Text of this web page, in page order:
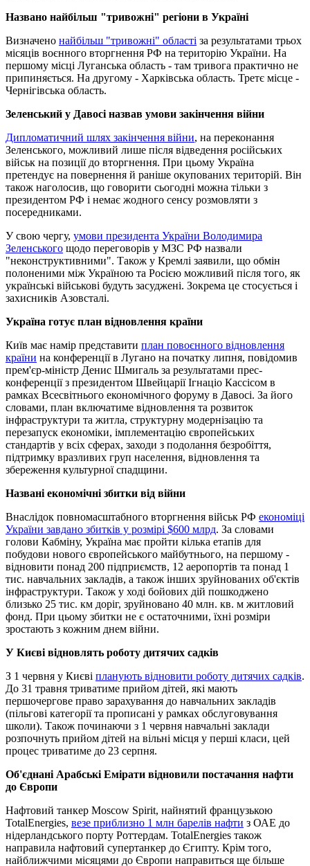
Названо найбільш "тривожні" регіони в Україні
Визначено найбільш "тривожні" області за результатами трьох
місяців воєнного вторгнення РФ на територію України. На
першому місці Луганська область - там тривога практично не
припиняється. На другому - Харківська область. Третє місце -
Чернігівська область.
Зеленський у Давосі назвав умови закінчення війни
Дипломатичний шлях закінчення війни, на переконання
Зеленського, можливий лише після відведення російських
військ на позиції до вторгнення. При цьому Україна
претендує на повернення й раніше окупованих територій. Він
також наголосив, що говорити сьогодні можна тільки з
президентом РФ і немає жодного сенсу розмовляти з
посередниками.
У свою чергу, умови президента України Володимира
Зеленського щодо переговорів у МЗС РФ назвали
"неконструктивними". Також у Кремлі заявили, що обмін
полоненими між Україною та Росією можливий після того, як
українські військові будуть засуджені. Зокрема це стосується і
захисників Азовсталі.
Україна готує план відновлення країни
Київ має намір представити план повоєнного відновлення
країни на конференції в Лугано на початку липня, повідомив
прем'єр-міністр Денис Шмигаль за результатами прес-
конференції з президентом Швейцарії Ігнаціо Кассісом в
рамках Всесвітнього економічного форуму в Давосі. За його
словами, план включатиме відновлення та розвиток
інфраструктури та житла, структурну модернізацію та
перезапуск економіки, імплементацію європейських
стандартів у всіх сферах, заходи з подолання безробіття,
підтримку вразливих груп населення, відновлення та
збереження культурної спадщини.
Названі економічні збитки від війни
Внаслідок повномасштабного вторгнення військ РФ економіці
України завдано збитків у розмірі $600 млрд. За словами
голови Кабміну, Україна має пройти кілька етапів для
побудови нового європейського майбутнього, на першому -
відновити понад 200 підприємств, 12 аеропортів та понад 1
тис. навчальних закладів, а також інших зруйнованих об'єктів
інфраструктури. Також у ході бойових дій пошкоджено
близько 25 тис. км доріг, зруйновано 40 млн. кв. м житловий
фонд. При цьому збитки не є остаточними, їхні розміри
зростають з кожним днем ​​війни.
У Києві відновлять роботу дитячих садків
З 1 червня у Києві планують відновити роботу дитячих садків.
До 31 травня триватиме прийом дітей, які мають
першочергове право зарахування до навчальних закладів
(пільгові категорії та прописані у рамках обслуговування
школи). Також починаючи з 1 червня навчальні заклади
розпочнуть прийом дітей на вільні місця у перші класи, цей
процес триватиме до 23 серпня.
Об'єднані Арабські Емірати відновили постачання нафти
до Європи
Нафтовий танкер Moscow Spirit, найнятий французькою
TotalEnergies, везе приблизно 1 млн барелів нафти з ОАЕ до
нідерландського порту Роттердам. TotalEnergies також
направила нафтовий супертанкер до Єгипту. Крім того,
найближчими місяцями до Європи направиться ще більше